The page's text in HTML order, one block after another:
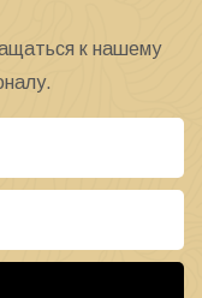
к нашему